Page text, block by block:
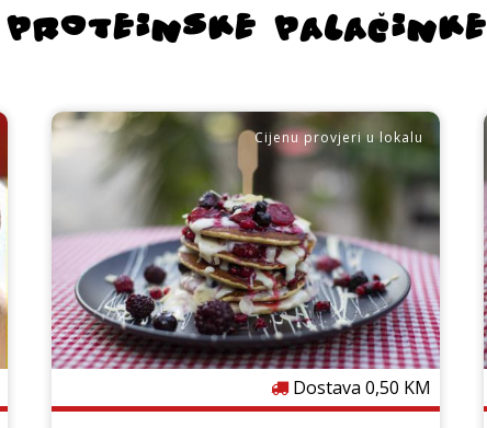
PROTEINSKE PALAČINKE
Cijenu provjeri u lokalu
Dostava 0,50 KM